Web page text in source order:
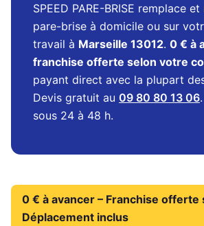
SPEED PARE-BRISE remplace
pare-brise à domicile ou sur
travail à Marseille 13012. 0 € à
franchise offerte selon votre
payant direct avec la plupart
Devis gratuit au 09 80 80 13 06
sous 24 à 48 h.
0 € à avancer – Franchise offerte
Déplacement inclus